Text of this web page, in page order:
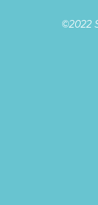
©2022